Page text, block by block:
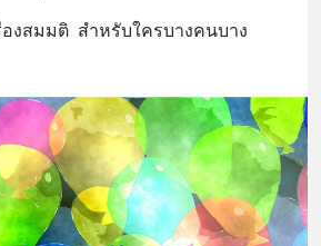
งสมมติ  สำหรับใครบางคนบาง